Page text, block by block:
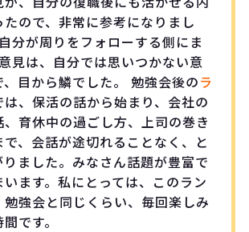
ので、非常に参考になりまし
分が周りをフォローする側にま
見は、自分では思いつかない意
、目から鱗でした。 勉強会後のラ
は、保活の話から始まり、会社の
育休中の過ごし方、上司の巻き
、会話が途切れることなく、と
りました。みなさん話題が豊富で
ます。私にとっては、このラン
勉強会と同じくらい、毎回楽しみ
です。